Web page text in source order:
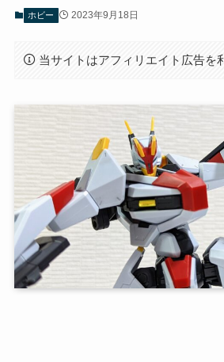
ホビー 2023年9月18日
当サイトはアフィリエイト広告を